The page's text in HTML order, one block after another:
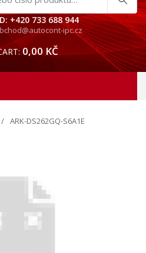
+420 733 688 944
ipc.cz
0,00 KČ
ARK-DS262GQ-S6A1E